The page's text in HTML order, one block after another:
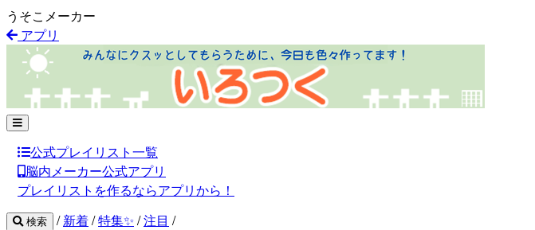
うそこメーカー
アプリ
公式プレイリスト一覧
脳内メーカー公式アプリ
プレイリストを作るならアプリから！
検索 / 新着/特集✨ /注目 /